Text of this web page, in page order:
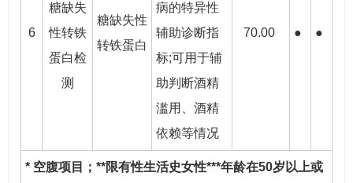
6
糖缺失
性转铁
蛋白检
测
糖缺失性
转铁蛋白
病的特异性
辅助诊断指
标;可用于辅
助判断酒精
滥用、酒精
依赖等情况
70.00 ● ●
* 空腹项目；**限有性生活史女性***年龄在50岁以上或